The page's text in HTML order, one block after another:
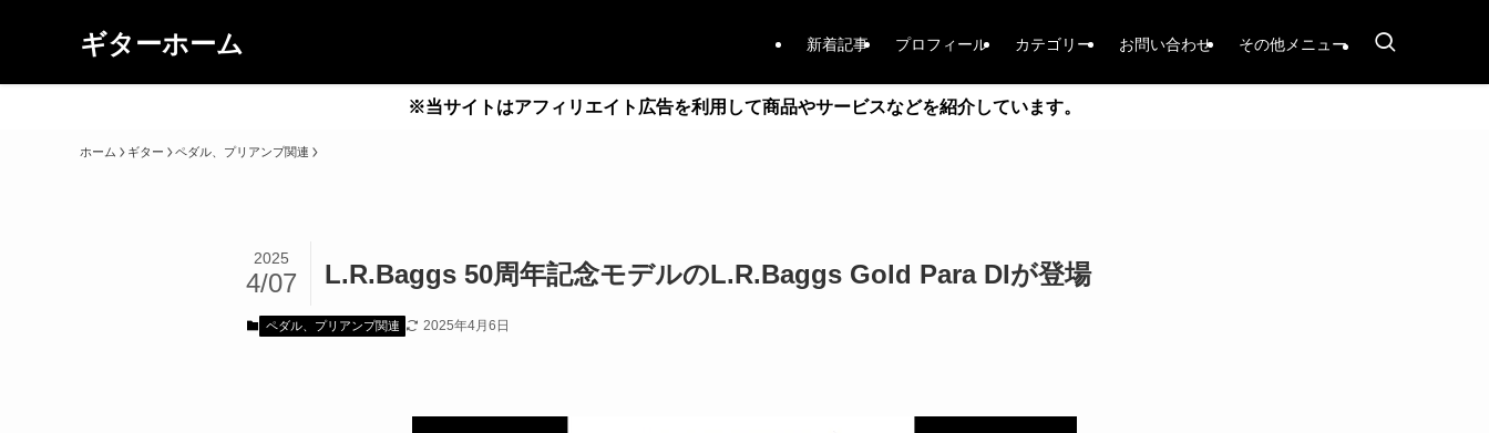
ギターホーム 新着記事 プロフィール カテゴリー お問い合わせ その他メニュー
※当サイトはアフィリエイト広告を利用して商品やサービスなどを紹介しています。
ホーム ギター ペダル、プリアンプ関連
L.R.Baggs 50周年記念モデルのL.R.Baggs Gold Para DIが登場
2025
4/07
ペダル、プリアンプ関連 2025年4月6日